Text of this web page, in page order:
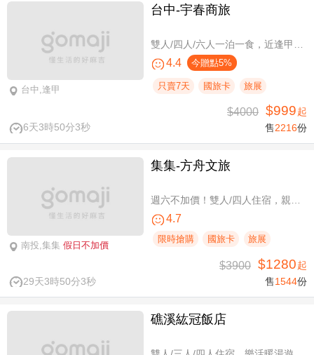
台中,逢甲
台中-宇春商旅
4.4 今贈點5%
只賣7天 國旅卡 旅展
6天3時50分3秒
$4000 $999起
售2216份
南投,集集 假日不加價
集集-方舟文旅
4.7
限時搶購 國旅卡 旅展
29天3時50分3秒
$3900 $1280起
售1544份
礁溪紘冠飯店